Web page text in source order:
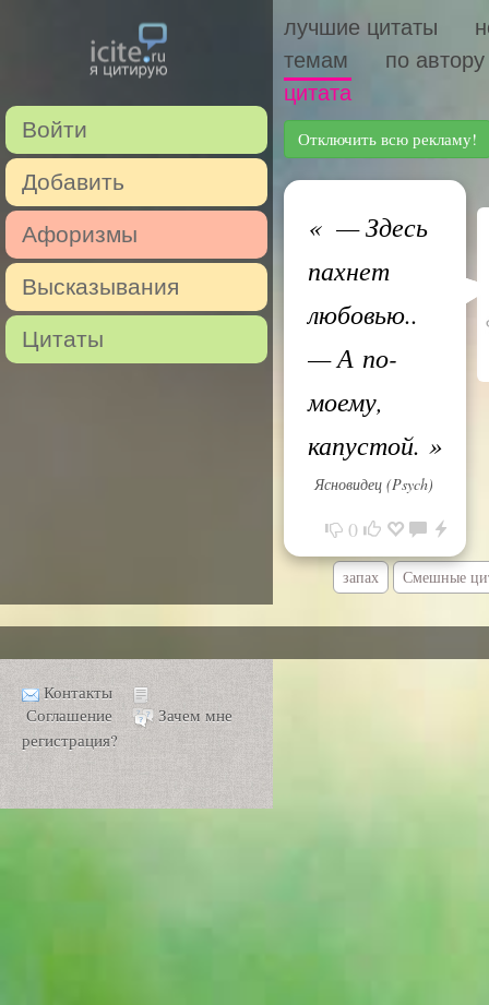
Войти
Добавить
Афоризмы
Высказывания
Цитаты
лучшие цитаты
темам
по автору
цитата
Отключить всю рекламу!
«— Здесь
пахнет
любовью..
— А по-
моему,
капустой. »
Ясновидец (Psych)
0
запах Смешные
Контакты
Соглашение
Зачем мне
регистрация?